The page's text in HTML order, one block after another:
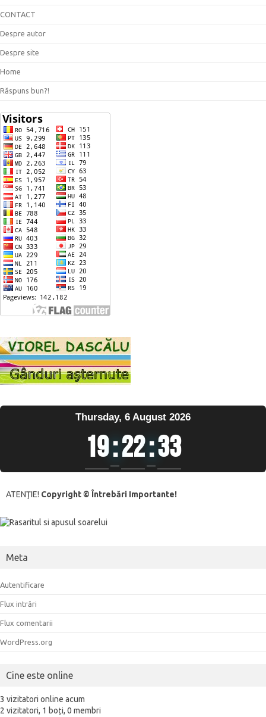
CONTACT
Despre autor
Despre site
Home
Răspuns bun?!
Thursday, 6 August 2026
19:22:34
ATENŢIE! Copyright © Întrebări Importante!
Meta
Autentificare
Flux intrări
Flux comentarii
WordPress.org
Cine este online
3 vizitatori online acum
2 vizitatori, 1 boți, 0 membri